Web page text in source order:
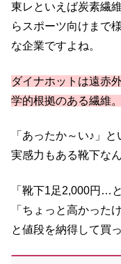
東レといえば炭素繊
らスポーツ向けまで
な企業ですよね。
ダイナホットは遠赤
学的根拠のある繊維。
「あったか～い♪」
実感力もある靴下なん
「靴下1足2,000円…
「ちょっと高かった
と値段を納得して買